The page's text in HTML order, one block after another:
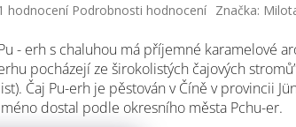
- erh s chaluhou má příjemné karamelové
pocházejí ze širokolistých čajových
Čaj Pu-erh je pěstován v Číně v provincii
dostal podle okresního města Pchu-er.
hodnocení Podrobnosti hodnocení Značka: